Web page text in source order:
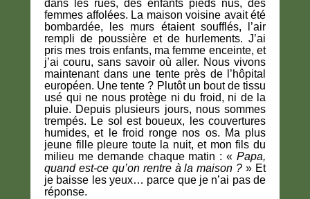
dans les rues, des enfants pieds nus, des
femmes affolées. La maison voisine avait été
bombardée, les murs étaient soufflés, l’air
rempli de poussière et de hurlements. J’ai
pris mes trois enfants, ma femme enceinte, et
j’ai couru, sans savoir où aller. Nous vivons
maintenant dans une tente près de l’hôpital
européen. Une tente ? Plutôt un bout de tissu
usé qui ne nous protège ni du froid, ni de la
pluie. Depuis plusieurs jours, nous sommes
trempés. Le sol est boueux, les couvertures
humides, et le froid ronge nos os. Ma plus
jeune fille pleure toute la nuit, et mon fils du
milieu me demande chaque matin : « Papa,
quand est-ce qu’on rentre à la maison ? » Et
je baisse les yeux… parce que je n’ai pas de
réponse.